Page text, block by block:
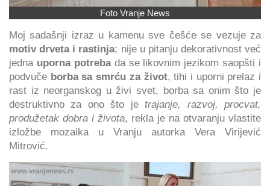
Foto Vranje News
Moj sadašnji izraz u kamenu sve češće se vezuje za
motiv drveta i rastinja; nije u pitanju dekorativnost već
jedna uporna potrebada se likovnim jezikom saopšti i
podvuče borba sa smrću za život, tihi i uporni prelaz i
rast iz neorganskog u živi svet, borba sa onim što je
destruktivno za ono što jetrajanje, razvoj, procvat,
produžetak dobra i života, rekla je na otvaranju vlastite
izložbe mozaika u Vranju autorka Vera Virijević
Mitrović.